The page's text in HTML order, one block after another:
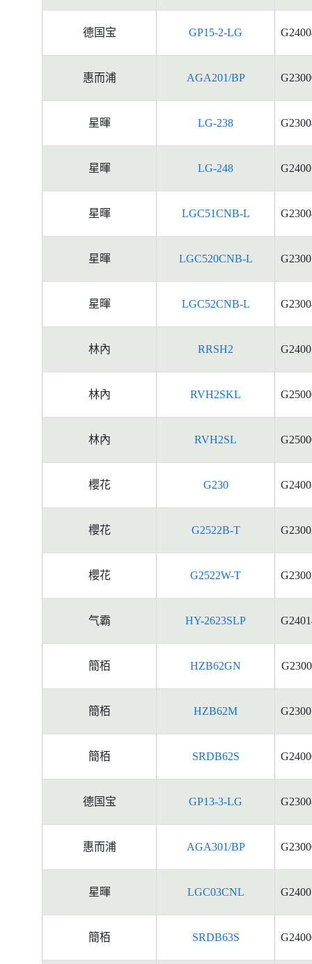
德国宝 GP15-2-LG
惠而浦 AGA201/BP
星暉 LG-238
星暉 LG-248
星暉 LGC51CNB-L
星暉 LGC520CNB-L
星暉 LGC52CNB-L
林內 RRSH2
林內 RVH2SKL
林內 RVH2SL
櫻花 G230
櫻花 G2522B-T
櫻花 G2522W-T
气霸 HY-2623SLP
簡栢 HZB62GN
簡栢 HZB62M
簡栢 SRDB62S
德国宝 GP13-3-LG
惠而浦 AGA301/BP
星暉 LGC03CNL
簡栢 SRDB63S